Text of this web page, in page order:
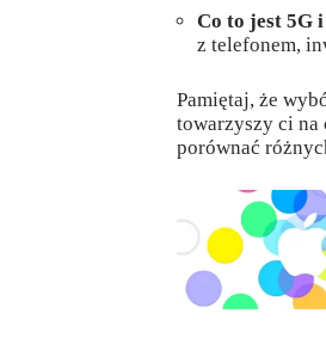
Co to jest 5G
z telefonem,
Pamiętaj, że
towarzyszy ci na
porównać